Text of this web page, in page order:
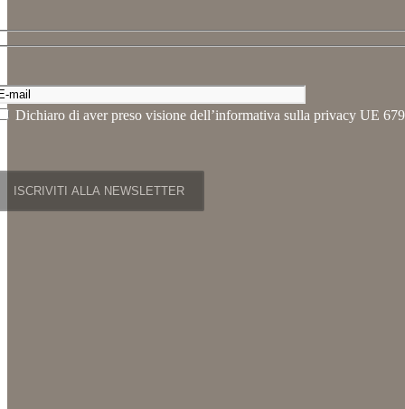
Dichiaro di aver preso visione dell’informativa sulla privacy UE